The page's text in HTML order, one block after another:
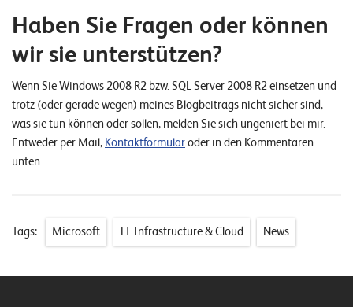
Haben Sie Fragen oder können
wir sie unterstützen?
Wenn Sie Windows 2008 R2 bzw. SQL Server 2008 R2 einsetzen und
trotz (oder gerade wegen) meines Blogbeitrags nicht sicher sind,
was sie tun können oder sollen, melden Sie sich ungeniert bei mir.
Entweder per Mail, Kontaktformularoder in den Kommentaren
unten.
Tags: Microsoft IT Infrastructure & Cloud News